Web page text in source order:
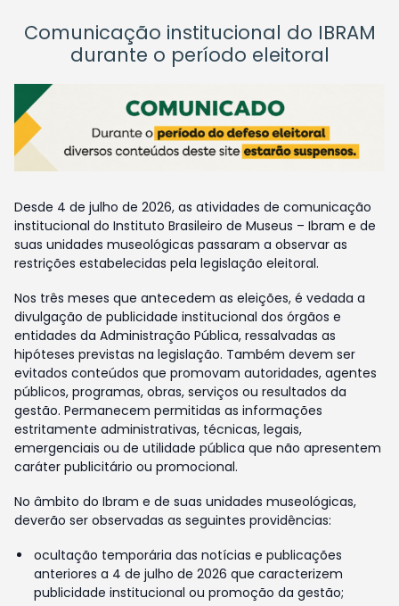
Comunicação institucional do IBRAM
durante o período eleitoral
Desde 4 de julho de 2026, as atividades de comunicação
institucional do Instituto Brasileiro de Museus – Ibram e de
suas unidades museológicas passaram a observar as
restrições estabelecidas pela legislação eleitoral.
Nos três meses que antecedem as eleições, é vedada a
divulgação de publicidade institucional dos órgãos e
entidades da Administração Pública, ressalvadas as
hipóteses previstas na legislação. Também devem ser
evitados conteúdos que promovam autoridades, agentes
públicos, programas, obras, serviços ou resultados da
gestão. Permanecem permitidas as informações
estritamente administrativas, técnicas, legais,
emergenciais ou de utilidade pública que não apresentem
caráter publicitário ou promocional.
No âmbito do Ibram e de suas unidades museológicas,
deverão ser observadas as seguintes providências:
ocultação temporária das notícias e publicações
anteriores a 4 de julho de 2026 que caracterizem
publicidade institucional ou promoção da gestão;